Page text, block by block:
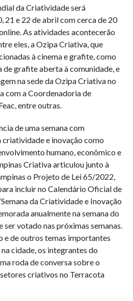
da Criatividade será
21 e 22 de abril com cerca de 20
As atividades acontecerão
eles, a Ozipa Criativa, que
à cinema e grafite, como
grafite aberta à comunidade, e
na sede da Ozipa Criativa no
com a Coordenadoria de
entre outras.
de uma semana com
e inovação como
humano, econômico e
Criativa articulou junto à
o Projeto de Lei 65/2022,
incluir no Calendário Oficial de
da Criatividade e Inovação
anualmente na semana do
ser votado nas próximas semanas.
e de outros temas importantes
cidade, os integrantes do
roda de conversa sobre o
criativos no Terracota